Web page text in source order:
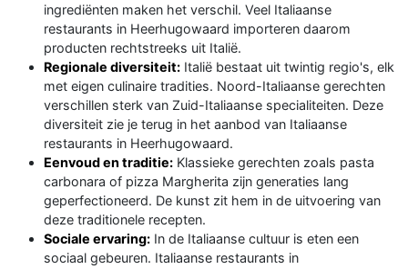
ingrediënten maken het verschil. Veel Italiaanse
restaurants in Heerhugowaard importeren daarom
producten rechtstreeks uit Italië.
Regionale diversiteit: Italië bestaat uit twintig regio's, elk
met eigen culinaire tradities. Noord-Italiaanse gerechten
verschillen sterk van Zuid-Italiaanse specialiteiten. Deze
diversiteit zie je terug in het aanbod van Italiaanse
restaurants in Heerhugowaard.
Eenvoud en traditie: Klassieke gerechten zoals pasta
carbonara of pizza Margherita zijn generaties lang
geperfectioneerd. De kunst zit hem in de uitvoering van
deze traditionele recepten.
Sociale ervaring: In de Italiaanse cultuur is eten een
sociaal gebeuren. Italiaanse restaurants in